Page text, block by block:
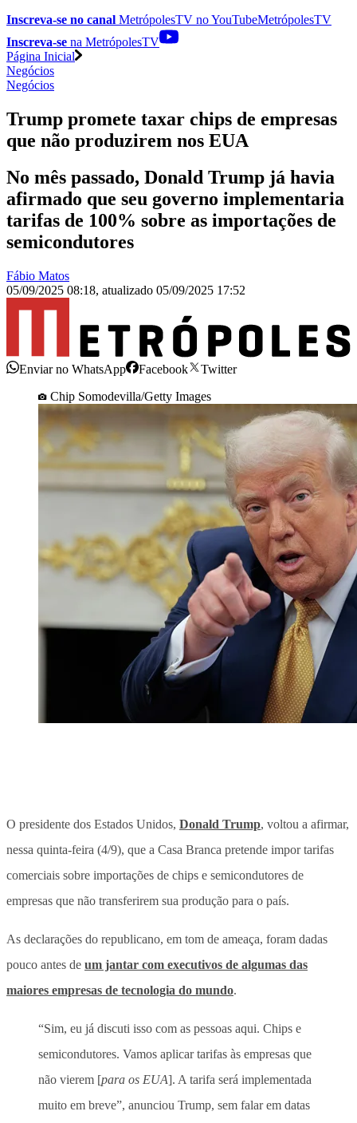
Inscreva-se no canal MetrópolesTV noYouTubeMetrópolesTV
Inscreva-se na MetrópolesTV
Página Inicial
Negócios
Negócios
Trump promete taxar chips de empresas
que não produzirem nos EUA
No mês passado, Donald Trump já havia
afirmado que seu governo implementaria
tarifas de 100% sobre as importações de
semicondutores
Fábio Matos
05/09/2025 08:18, atualizado 05/09/2025 17:52
Enviar no WhatsApp Facebook
Twitter
Chip Somodevilla/Getty Images
O presidente dos Estados Unidos, Donald Trump, voltou a afirmar,
nessa quinta-feira (4/9), que a Casa Branca pretende impor tarifas
comerciais sobre importações de chips e semicondutores de
empresas que não transferirem sua produção para o país.
As declarações do republicano, em tom de ameaça, foram dadas
pouco antes de um jantar com executivos de algumas das
maiores empresas de tecnologia do mundo.
“Sim, eu já discuti isso com as pessoas aqui. Chips e
semicondutores. Vamos aplicar tarifas às empresas que
não vierem [para os EUA]. A tarifa será implementada
muito em breve”, anunciou Trump, sem falar em datas